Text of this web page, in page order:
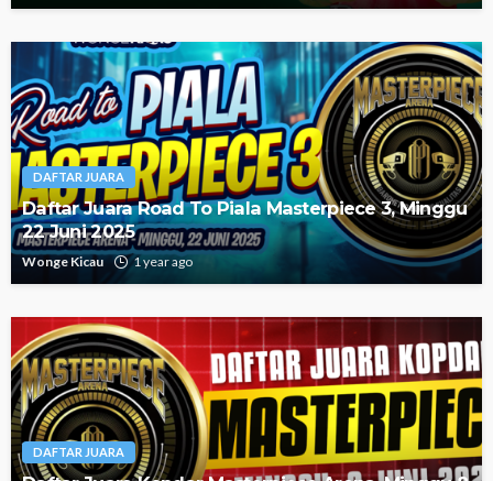
DAFTAR JUARA
Daftar Juara Road To Piala Masterpiece 3, Minggu
22 Juni 2025
Wonge Kicau 1 year ago
DAFTAR JUARA